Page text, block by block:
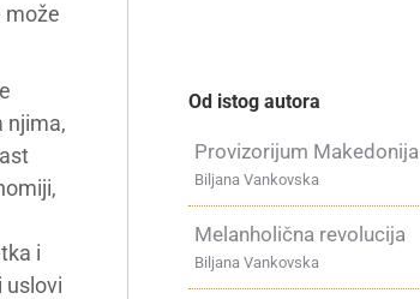
može
njima,
i
uslovi
Od istog autora
Provizorijum Makedonija
Biljana Vankovska
Melanholična revolucija
Biljana Vankovska